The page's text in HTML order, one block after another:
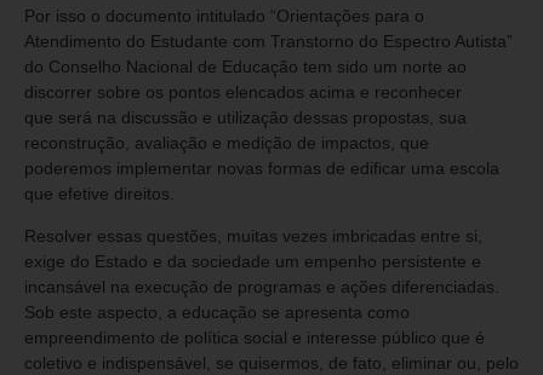
Por isso o documento intitulado “Orientações para o
Atendimento do Estudante com Transtorno do Espectro Autista”
do Conselho Nacional de Educação tem sido um norte ao
discorrer sobre os pontos elencados acima e reconhecer
que será na discussão e utilização dessas propostas, sua
reconstrução, avaliação e medição de impactos, que
poderemos implementar novas formas de edificar uma escola
que efetive direitos.
Resolver essas questões, muitas vezes imbricadas entre si,
exige do Estado e da sociedade um empenho persistente e
incansável na execução de programas e ações diferenciadas.
Sob este aspecto, a educação se apresenta como
empreendimento de política social e interesse público que é
coletivo e indispensável, se quisermos, de fato, eliminar ou, pelo